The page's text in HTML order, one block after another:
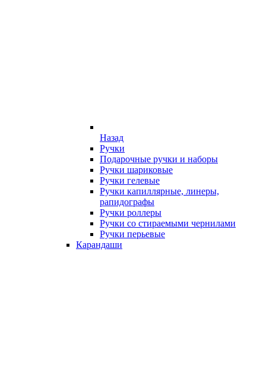
Назад
Ручки
Подарочные ручки и наборы
Ручки шариковые
Ручки гелевые
Ручки капиллярные, линеры,
рапидографы
Ручки роллеры
Ручки со стираемыми чернилами
Ручки перьевые
Карандаши